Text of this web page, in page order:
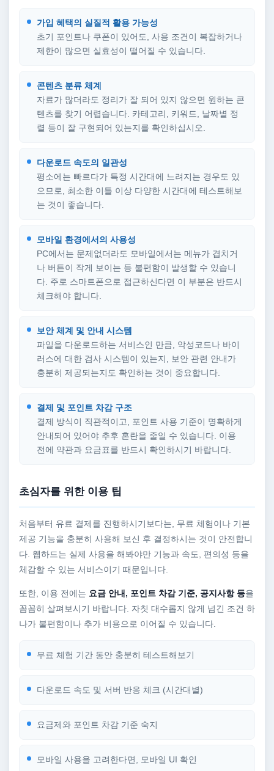
가입 혜택의 실질적 활용 가능성
초기 포인트나 쿠폰이 있어도, 사용 조건이 복잡하거나
제한이 많으면 실효성이 떨어질 수 있습니다.
콘텐츠 분류 체계
자료가 많더라도 정리가 잘 되어 있지 않으면 원하는 콘
텐츠를 찾기 어렵습니다. 카테고리, 키워드, 날짜별 정
렬 등이 잘 구현되어 있는지를 확인하십시오.
다운로드 속도의 일관성
평소에는 빠르다가 특정 시간대에 느려지는 경우도 있
으므로, 최소한 이틀 이상 다양한 시간대에 테스트해보
는 것이 좋습니다.
모바일 환경에서의 사용성
PC에서는 문제없더라도 모바일에서는 메뉴가 겹치거
나 버튼이 작게 보이는 등 불편함이 발생할 수 있습니
다. 주로 스마트폰으로 접근하신다면 이 부분은 반드시
체크해야 합니다.
보안 체계 및 안내 시스템
파일을 다운로드하는 서비스인 만큼, 악성코드나 바이
러스에 대한 검사 시스템이 있는지, 보안 관련 안내가
충분히 제공되는지도 확인하는 것이 중요합니다.
결제 및 포인트 차감 구조
결제 방식이 직관적이고, 포인트 사용 기준이 명확하게
안내되어 있어야 추후 혼란을 줄일 수 있습니다. 이용
전에 약관과 요금표를 반드시 확인하시기 바랍니다.
초심자를 위한 이용 팁
처음부터 유료 결제를 진행하시기보다는, 무료 체험이나 기본
제공 기능을 충분히 사용해 보신 후 결정하시는 것이 안전합니
다. 웹하드는 실제 사용을 해봐야만 기능과 속도, 편의성 등을
체감할 수 있는 서비스이기 때문입니다.
또한, 이용 전에는 요금 안내, 포인트 차감 기준, 공지사항 등을
꼼꼼히 살펴보시기 바랍니다. 자칫 대수롭지 않게 넘긴 조건 하
나가 불편함이나 추가 비용으로 이어질 수 있습니다.
무료 체험 기간 동안 충분히 테스트해보기
다운로드 속도 및 서버 반응 체크 (시간대별)
요금제와 포인트 차감 기준 숙지
모바일 사용을 고려한다면, 모바일 UI 확인